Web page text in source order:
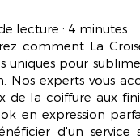
lecture : 4 minutes
comment La
uniques pour
Nos experts vous
de la coiffure aux
en expression
d'un service